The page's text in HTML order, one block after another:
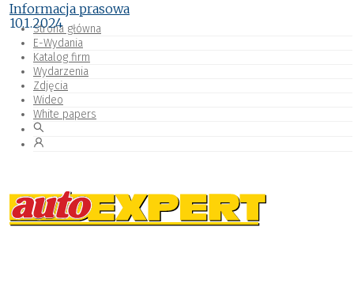
Strona główna
E-Wydania
Katalog firm
Wydarzenia
Zdjęcia
Wideo
White papers
Informacja prasowa
10.1.2024